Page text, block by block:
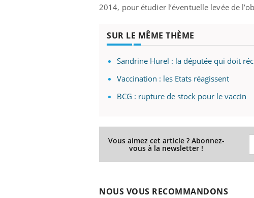
2014, pour étudier l’éventuelle levée de
SUR LE MÊME THÈME
Sandrine Hurel : la députée qui doit
Vaccination : les Etats réagissent
BCG : rupture de stock pour le vaccin
Vous aimez cet article ? Abonnez-
vous à la newsletter !
NOUS VOUS RECOMMANDONS